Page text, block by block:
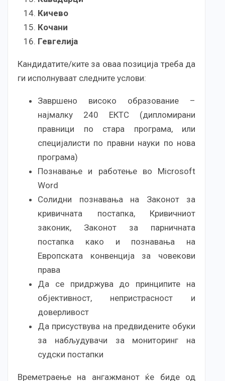
Кичево
Кочани
Гевгелија
Кандидатите/ките за оваа позиција треба да
ги исполнуваат следните услови:
Завршено високо образование –
најмалку 240 ЕКТС (дипломирани
правници по стара програма, или
специјалисти по правни науки по нова
програма)
Познавање и работење во Microsoft
Word
Солидни познавања на Законот за
кривичната постапка, Кривичниот
законик, Законот за парничната
постапка како и познавања на
Европската конвенција за човекови
права
Да се придржува до принципите на
објективност, непристрасност и
доверливост
Да присуствува на предвидените обуки
за набљудувачи за мониторинг на
судски постапки
Врeметраење на ангажманот ќе биде од